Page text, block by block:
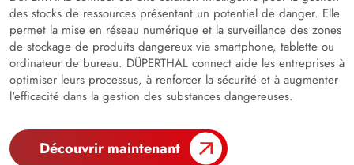
des stocks de ressources présentant un potentiel de danger. Elle
permet la mise en réseau numérique et la surveillance des zones
de stockage de produits dangereux via smartphone, tablette ou
ordinateur de bureau. DÜPERTHAL connect aide les entreprises à
optimiser leurs processus, à renforcer la sécurité et à augmenter
l'efficacité dans la gestion des substances dangereuses.
Découvrir maintenant